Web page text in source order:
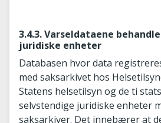
3.4.3. Varseldataene
juridiske enheter
Databasen hvor data
med saksarkivet hos
Statens helsetilsyn og de ti
selvstendige juridiske enheter
saksarkiver. Det innebærer at